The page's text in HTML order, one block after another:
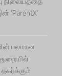
பலமான